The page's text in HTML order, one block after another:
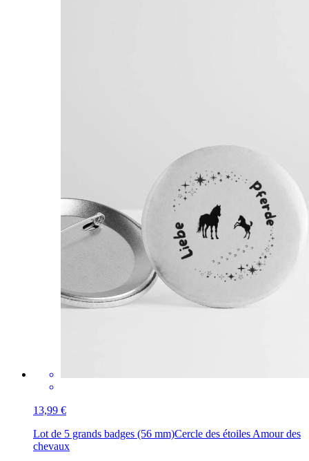
13,99 €
Lot de 5 grands badges (56 mm)Cercle des étoiles Amour des
chevaux